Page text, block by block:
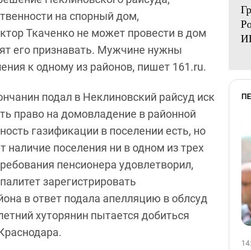
на спорный дом,
Ткаченко не может провести в дом
его признавать. Мужчине нужны
к одному из районов, пишет 161.ru.
подал в Неклиновский райсуд иск
право на домовладение в районной
газификации в поселении есть, но
наличие поселения ни в одном из трех
пенсионера удовлетворил,
зарегистрировать
в ответ подала апелляцию в облсуд
хуторянин пытается добиться